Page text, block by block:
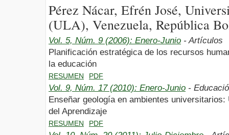
Pérez Nácar, Efrén José,
(ULA), Venezuela, República
Vol. 5, Núm. 9 (2006): Enero-Junio - Artículos
Planificación estratégica de los recursos
la educación
RESUMEN PDF
Vol. 9, Núm. 17 (2010): Enero-Junio -
Enseñar geología en ambientes
del Aprendizaje
RESUMEN PDF